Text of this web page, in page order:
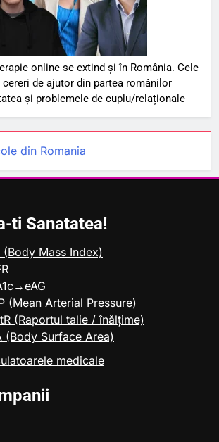
online se extind și în România. Cele
de ajutor din partea românilor
și problemele de cuplu/relaționale
din Romania
ti Sanatatea!
Mass Index)
(Mean Arterial Pressure)
(Raportul talie / înălțime)
(Body Surface Area)
medicale